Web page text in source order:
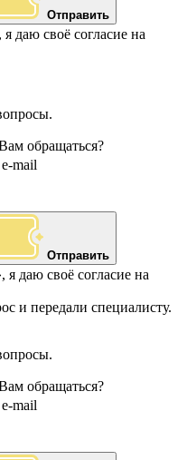
Отправить
даю своё согласие на
обращаться?
mail
Отправить
даю своё согласие на
и передали специалисту.
обращаться?
mail